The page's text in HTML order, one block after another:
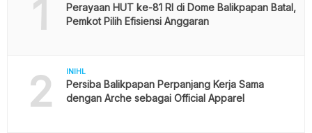
1
Perayaan HUT ke-81 RI di Dome Balikpapan Batal,
Pemkot Pilih Efisiensi Anggaran
2 INIHL
Persiba Balikpapan Perpanjang Kerja Sama
dengan Arche sebagai Official Apparel